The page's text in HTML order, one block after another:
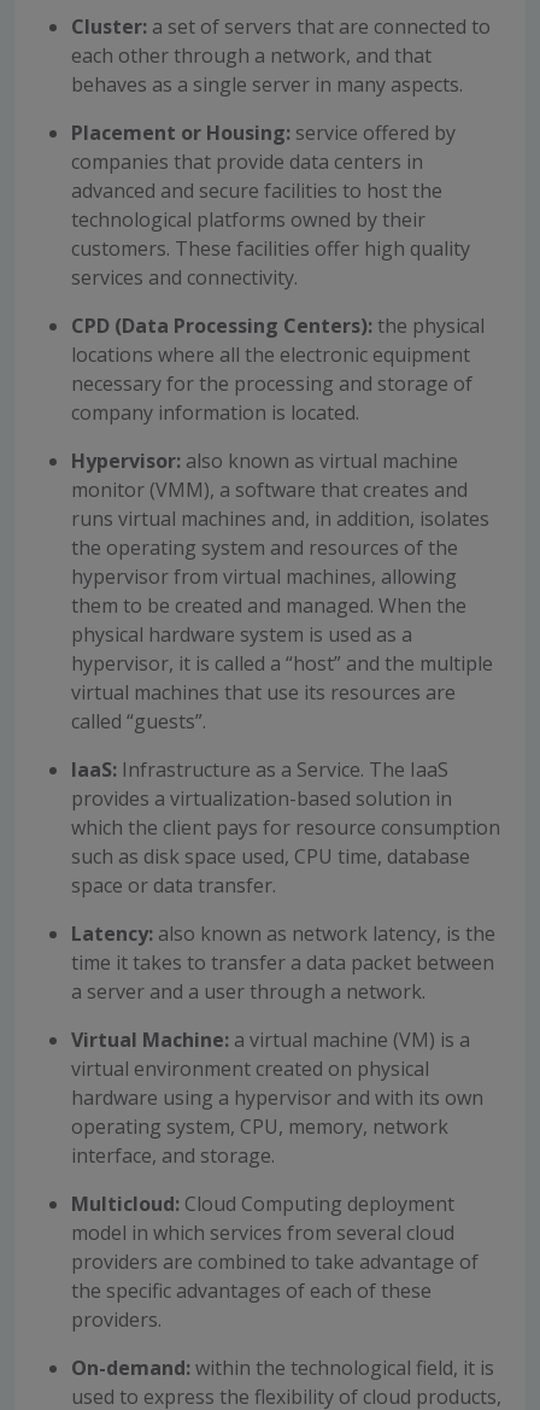
Cluster: a set of servers that are connected to
each other through a network, and that
behaves as a single server in many aspects.
Placement or Housing: service offered by
companies that provide data centers in
advanced and secure facilities to host the
technological platforms owned by their
customers. These facilities offer high quality
services and connectivity.
CPD (Data Processing Centers):the physical
locations where all the electronic equipment
necessary for the processing and storage of
company information is located.
Hypervisor: also known as virtual machine
monitor (VMM), a software that creates and
runs virtual machines and, in addition, isolates
the operating system and resources of the
hypervisor from virtual machines, allowing
them to be created and managed. When the
physical hardware system is used as a
hypervisor, it is called a “host” and the multiple
virtual machines that use its resources are
called “guests”.
IaaS: Infrastructure as a Service. The IaaS
provides a virtualization-based solution in
which the client pays for resource consumption
such as disk space used, CPU time, database
space or data transfer.
Latency: also known as network latency, is the
time it takes to transfer a data packet between
a server and a user through a network.
Virtual Machine: a virtual machine (VM) is a
virtual environment created on physical
hardware using a hypervisor and with its own
operating system, CPU, memory, network
interface, and storage.
Multicloud: Cloud Computing deployment
model in which services from several cloud
providers are combined to take advantage of
the specific advantages of each of these
providers.
On-demand:within the technological field, it is
used to express the flexibility of cloud products,